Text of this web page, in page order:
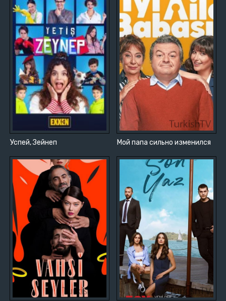
Успей, Зейнеп Мой папа сильно изменился